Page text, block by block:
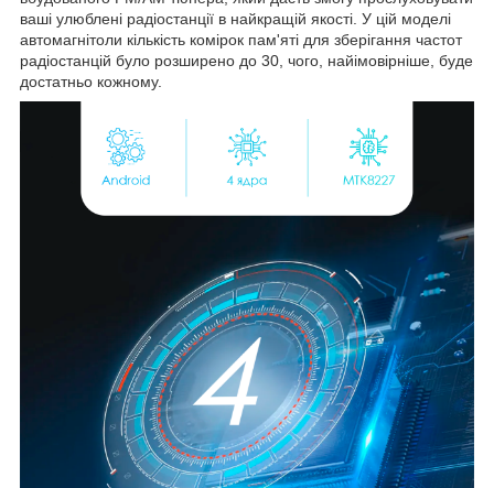
ваші улюблені радіостанції в найкращій якості. У цій моделі
автомагнітоли кількість комірок пам'яті для зберігання частот
радіостанцій було розширено до 30, чого, найімовірніше, буде
достатньо кожному.